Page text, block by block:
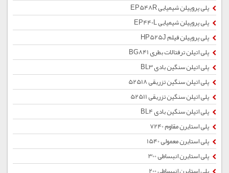
پلی پروپیلن شیمیایی EP548R
پلی پروپیلن شیمیایی EP440L
پلی پروپیلن فیلم HP525J
پلی اتیلن ترفتالات بطری BG841
پلی اتیلن سنگین بادی BL3
پلی اتیلن سنگین تزریقی 52518
پلی اتیلن سنگین تزریقی 52511
پلی اتیلن سنگین بادی BL4
پلی استایرن مقاوم 7240
پلی استایرن معمولی 1540
پلی استایرن انبساطی 300